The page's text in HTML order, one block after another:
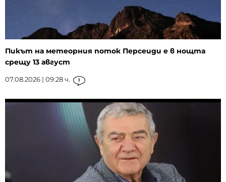
Пикът на метеорния поток Персеиди е в нощта
срещу 13 август
07.08.2026 | 09:28 ч. 1